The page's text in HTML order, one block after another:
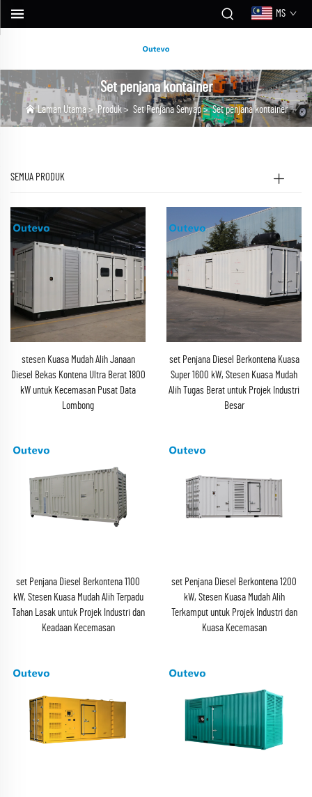
MS
Set penjana kontainer
Laman Utama>Produk> Set Penjana Senyap>Set penjana kontainer
SEMUA PRODUK
stesen Kuasa Mudah Alih Janaan
Diesel Bekas Kontena Ultra Berat 1800
kW untuk Kecemasan Pusat Data
Lombong
set Penjana Diesel Berkontena Kuasa
Super 1600 kW, Stesen Kuasa Mudah
Alih Tugas Berat untuk Projek Industri
Besar
set Penjana Diesel Berkontena 1100
kW, Stesen Kuasa Mudah Alih Terpadu
Tahan Lasak untuk Projek Industri dan
Keadaan Kecemasan
set Penjana Diesel Berkontena 1200
kW, Stesen Kuasa Mudah Alih
Terkamput untuk Projek Industri dan
Kuasa Kecemasan